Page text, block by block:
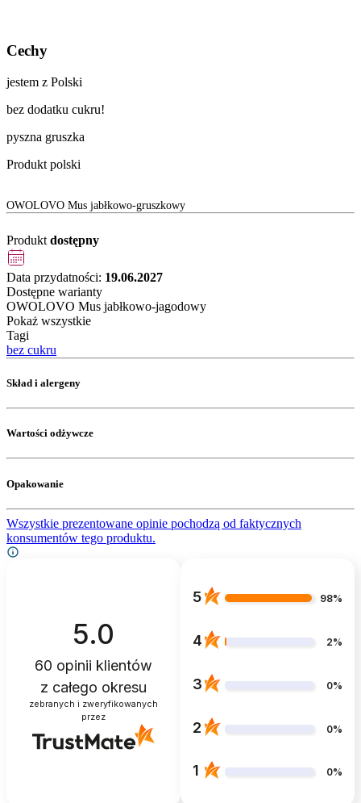
Cechy
jestem z Polski
bez dodatku cukru!
pyszna gruszka
Produkt polski
OWOLOVO Mus jabłkowo-gruszkowy
Produkt dostępny
Data przydatności: 19.06.2027
Dostępne warianty
OWOLOVO Mus jabłkowo-jagodowy
Pokaż wszystkie
Tagi
bez cukru
Skład i alergeny
Wartości odżywcze
Opakowanie
Wszystkie prezentowane opinie pochodzą od faktycznych
konsumentów tego produktu.
5.0
60 opinii klientów
z całego okresu
zebranych i zweryfikowanych
przez
5 98%
4 2%
3 0%
2 0%
1 0%